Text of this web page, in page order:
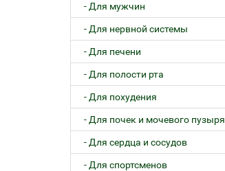
- Для мужчин
- Для нервной системы
- Для печени
- Для полости рта
- Для похудения
- Для почек и мочевого пузыря
- Для сердца и сосудов
- Для спортсменов